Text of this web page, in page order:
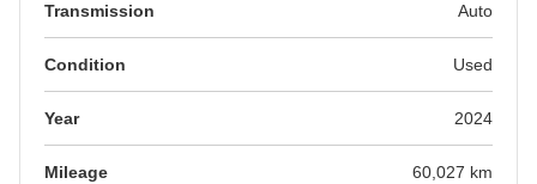
Transmission Auto
Condition Used
Year 2024
Mileage 60,027 km